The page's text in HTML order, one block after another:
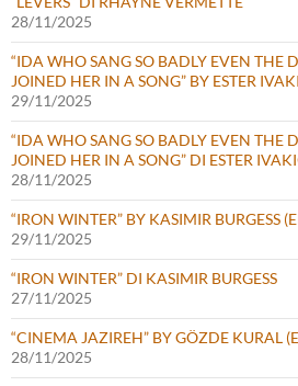
28/11/2025
“IDA WHO SANG SO BADLY EVEN THE
JOINED HER IN A SONG” BY ESTER
29/11/2025
“IDA WHO SANG SO BADLY EVEN THE
JOINED HER IN A SONG” DI ESTER
28/11/2025
“IRON WINTER” BY KASIMIR BURGESS
29/11/2025
“IRON WINTER” DI KASIMIR BURGESS
27/11/2025
“CINEMA JAZIREH” BY GÖZDE KURAL
28/11/2025